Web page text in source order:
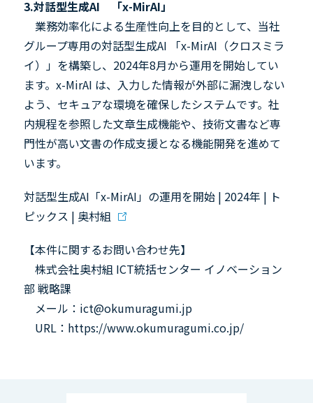
3.対話型生成AI 「x-MirAI」
業務効率化による生産性向上を目的として、当社
グループ専用の対話型生成AI 「x-MirAI （クロスミラ
イ）」を構築し、 2024年8月から運用を開始してい
ます。 x-MirAI は、入力した情報が外部に漏洩しない
よう、セキュアな環境を確保したシステムです。社
内規程を参照した文章生成機能や、技術文書など専
門性が高い文書の作成支援となる機能開発を進めて
います。
対話型生成AI「x-MirAI」の運用を開始 | 2024年 | ト
ピックス | 奥村組
【本件に関するお問い合わせ先】
株式会社奥村組 ICT統括センター イノベーション
部 戦略課
メール： ict@okumuragumi.jp
URL： https://www.okumuragumi.co.jp/